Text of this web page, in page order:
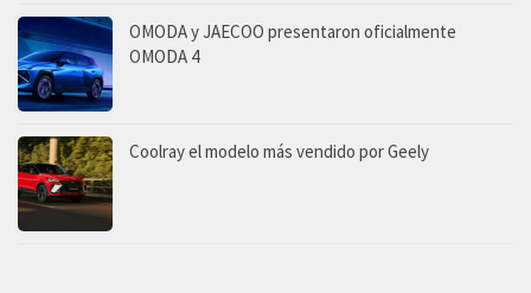
OMODA y JAECOO presentaron oficialmente
OMODA 4
Coolray el modelo más vendido por Geely